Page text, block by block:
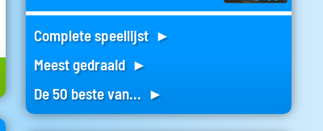
Complete speellijst ►
Meest gedraaid ►
De 50 beste van... ►